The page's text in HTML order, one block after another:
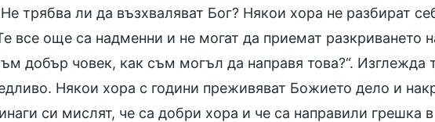
трябва ли да възхваляват Бог? Някои хора не разбират
все още са надменни и не могат да приемат разкриването
добър човек, как съм могъл да направя това?“. Изглежда
Някои хора с години преживяват Божието дело и
си мислят, че са добри хора и че са направили грешка